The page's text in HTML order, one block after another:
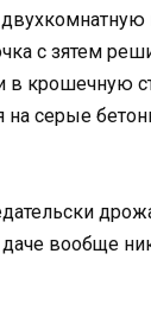
с зятем
в крошечную
на серые
вообще